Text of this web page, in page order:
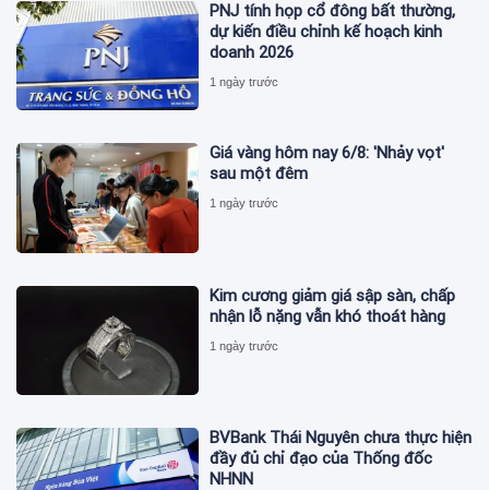
PNJ tính họp cổ đông bất thường,
dự kiến điều chỉnh kế hoạch kinh
doanh 2026
1 ngày trước
Giá vàng hôm nay 6/8: 'Nhảy vọt'
sau một đêm
1 ngày trước
Kim cương giảm giá sập sàn, chấp
nhận lỗ nặng vẫn khó thoát hàng
1 ngày trước
BVBank Thái Nguyên chưa thực hiện
đầy đủ chỉ đạo của Thống đốc
NHNN